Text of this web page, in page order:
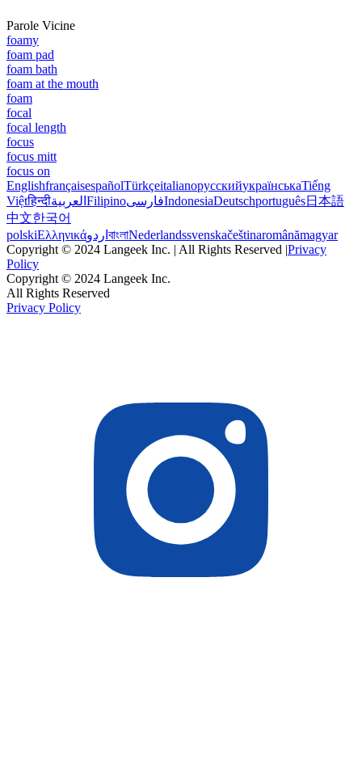
Parole Vicine
foamy
foam pad
foam bath
foam at the mouth
foam
focal
focal length
focus
focus mitt
focus on
EnglishfrançaisespañolTürkçeitalianoрусскийукраїнськаTiếng
Việtहिन्दीالعربية FilipinoفارسیIndonesiaDeutschportuguês日本語
中文한국어
polskiΕλληνικάاردو বাংলাNederlandssvenskačeštinaromânămagyar
Copyright © 2024 Langeek Inc. | All Rights Reserved |Privacy
Policy
Copyright © 2024 Langeek Inc.
All Rights Reserved
Privacy Policy